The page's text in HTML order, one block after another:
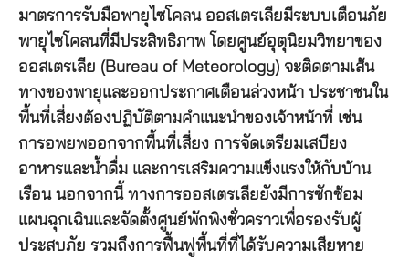
มาตรการรับมือพายุไซโคลน ออสเตรเลียมีระบบเตือนภัย
พายุไซโคลนที่มีประสิทธิภาพ โดยศูนย์อุตุนิยมวิทยาของ
ออสเตรเลีย (Bureau of Meteorology) จะติดตามเส้น
ทางของพายุและออกประกาศเตือนล่วงหน้า ประชาชนใน
พื้นที่เสี่ยงต้องปฏิบัติตามคำแนะนำของเจ้าหน้าที่ เช่น
การอพยพออกจากพื้นที่เสี่ยง การจัดเตรียมเสบียง
อาหารและน้ำดื่ม และการเสริมความแข็งแรงให้กับบ้าน
เรือน นอกจากนี้ ทางการออสเตรเลียยังมีการซักซ้อม
แผนฉุกเฉินและจัดตั้งศูนย์พักพิงชั่วคราวเพื่อรองรับผู้
ประสบภัย รวมถึงการฟื้นฟูพื้นที่ที่ได้รับความเสียหาย